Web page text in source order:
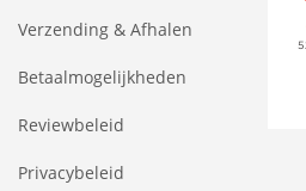
Verzending & Afhalen
Betaalmogelijkheden
Reviewbeleid
Privacybeleid